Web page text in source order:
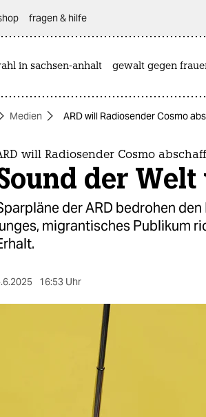
fragen & hilfe
in sachsen-anhalt gewalt gegen
Medien ARD will Radiosender Cosmo
will Radiosender Cosmo
der
der ARD bedrohen
migrantisches Publikum
16:53 Uhr